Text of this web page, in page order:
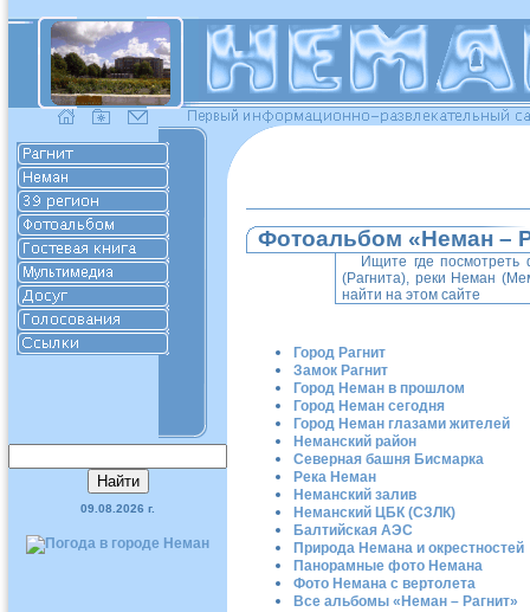
09.08.2026 г.
Фотоальбом «Неман –
Ищите где
(Рагнита), реки Неман
найти на этом сайте
Город Рагнит
Замок Рагнит
Город Неман в прошлом
Город Неман сегодня
Город Неман глазами жителей
Неманский район
Северная башня Бисмарка
Река Неман
Неманский залив
Неманский ЦБК (СЗЛК)
Балтийская АЭС
Природа Немана и окрестностей
Панорамные фото Немана
Фото Немана с вертолета
Все альбомы «Неман – Рагнит»